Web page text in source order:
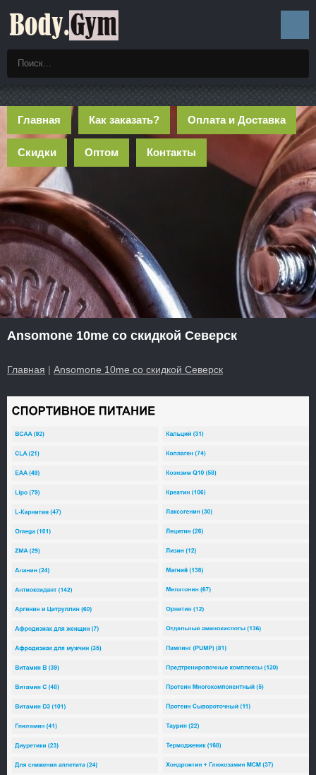
Главная Как заказать? Оплата и Доставка
Скидки Оптом Контакты
Ansomone 10me со скидкой Северск
Главная | Ansomone 10me со скидкой Северск